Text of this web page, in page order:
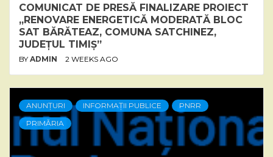
COMUNICAT DE PRESĂ FINALIZARE PROIECT
„RENOVARE ENERGETICĂ MODERATĂ BLOC
SAT BĂRĂTEAZ, COMUNA SATCHINEZ,
JUDEȚUL TIMIȘ”
BY ADMIN 2 WEEKS AGO
ANUNȚURI INFORMAȚII PUBLICE
PNRR
PRIMĂRIA